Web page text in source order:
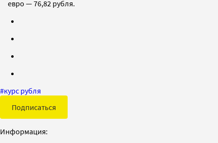
евро — 76,82 рубля.
#курс рубля
Подписаться
Информация: